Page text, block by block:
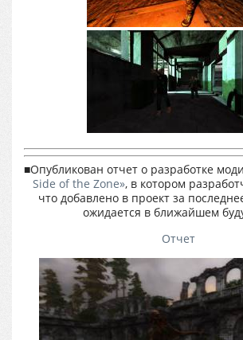
■Опубликован отчет о разработке
Side of the Zone», в котором
что добавлено в проект за
ожидается в ближайшем
Отчет